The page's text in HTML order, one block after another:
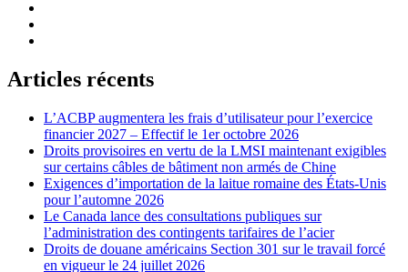
Articles récents
L’ACBP augmentera les frais d’utilisateur pour l’exercice
financier 2027 – Effectif le 1er octobre 2026
Droits provisoires en vertu de la LMSI maintenant exigibles
sur certains câbles de bâtiment non armés de Chine
Exigences d’importation de la laitue romaine des États-Unis
pour l’automne 2026
Le Canada lance des consultations publiques sur
l’administration des contingents tarifaires de l’acier
Droits de douane américains Section 301 sur le travail forcé
en vigueur le 24 juillet 2026